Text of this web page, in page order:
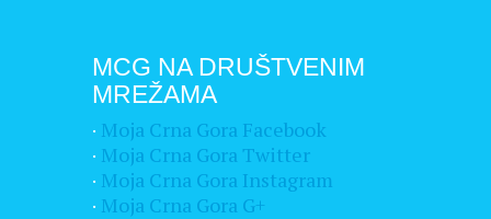
MCG NA DRUŠTVENIM
MREŽAMA
· Moja Crna Gora Facebook
· Moja Crna Gora Twitter
· Moja Crna Gora Instagram
· Moja Crna Gora G+